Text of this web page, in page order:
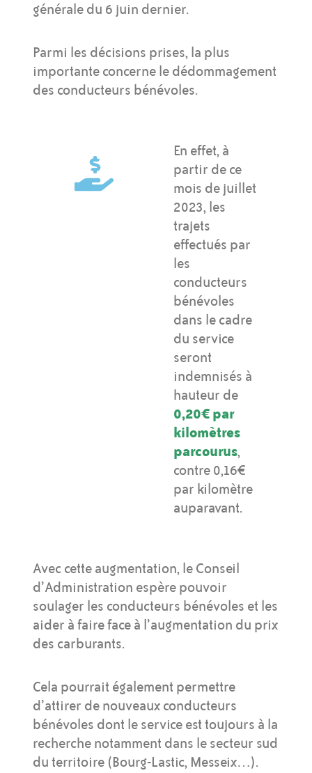
générale du 6 juin dernier.
Parmi les décisions prises, la plus
importante concerne le dédommagement
des conducteurs bénévoles.
En effet, à
partir de ce
mois de juillet
2023, les
trajets
effectués par
les
conducteurs
bénévoles
dans le cadre
du service
seront
indemnisés à
hauteur de
0,20€ par
kilomètres
parcourus,
contre 0,16€
par kilomètre
auparavant.
Avec cette augmentation, le Conseil
d’Administration espère pouvoir
soulager les conducteurs bénévoles et les
aider à faire face à l’augmentation du prix
des carburants.
Cela pourrait également permettre
d’attirer de nouveaux conducteurs
bénévoles dont le service est toujours à la
recherche notamment dans le secteur sud
du territoire (Bourg-Lastic, Messeix…).